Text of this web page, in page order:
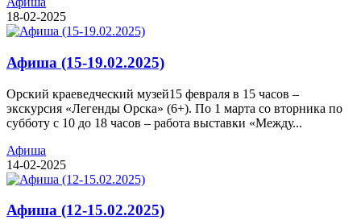
18-02-2025
Афиша (15-19.02.2025)
Орский краеведческий музей15 февраля в 15 часов –
экскурсия «Легенды Орска» (6+). По 1 марта со вторника по
субботу с 10 до 18 часов – работа выставки «Между...
Афиша
14-02-2025
Афиша (12-15.02.2025)